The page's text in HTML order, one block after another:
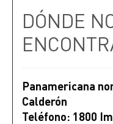
DÓNDE
Panamericana
Calderón
Teléfono: 1800